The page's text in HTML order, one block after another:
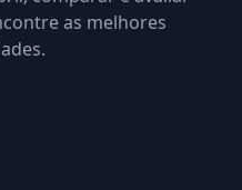
as melhores